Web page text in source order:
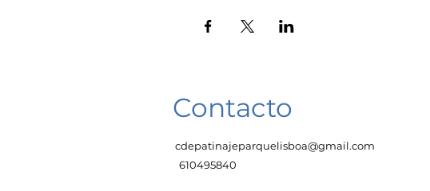
Contacto
cdepatinajeparquelisboa@gmail.com
610495840